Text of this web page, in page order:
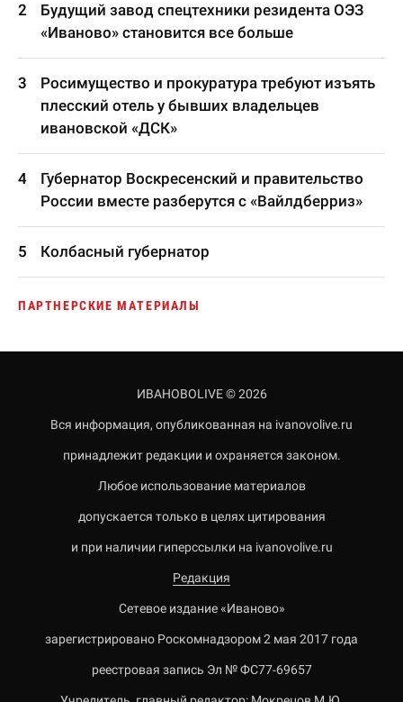
Будущий завод спецтехники резидента ОЭЗ
«Иваново» становится все больше
Росимущество и прокуратура требуют изъять
плесский отель у бывших владельцев
ивановской «ДСК»
Губернатор Воскресенский и правительство
России вместе разберутся с «Вайлдберриз»
Колбасный губернатор
ПАРТНЕРСКИЕ МАТЕРИАЛЫ
ИВАНОВОLIVE © 2026
Вся информация, опубликованная на ivanovolive.ru
принадлежит редакции и охраняется законом.
Любое использование материалов
допускается только в целях цитирования
и при наличии гиперссылки на ivanovolive.ru
Редакция
Сетевое издание «Иваново»
зарегистрировано Роскомнадзором 2 мая 2017 года
реестровая запись Эл № ФС77-69657